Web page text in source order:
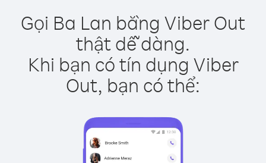
Gọi Ba Lan bằng Viber Out
thật dễ dàng.
Khi bạn có tín dụng Viber
Out, bạn có thể: